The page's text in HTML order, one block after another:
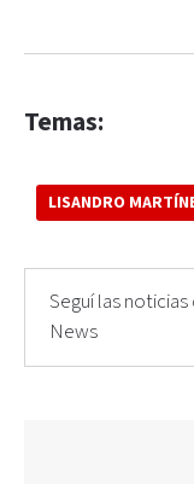
Temas:
LISANDRO
Seguí las
News